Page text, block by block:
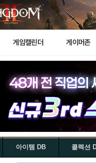
게임캘린더 게이머존
아이템 DB 콜렉션